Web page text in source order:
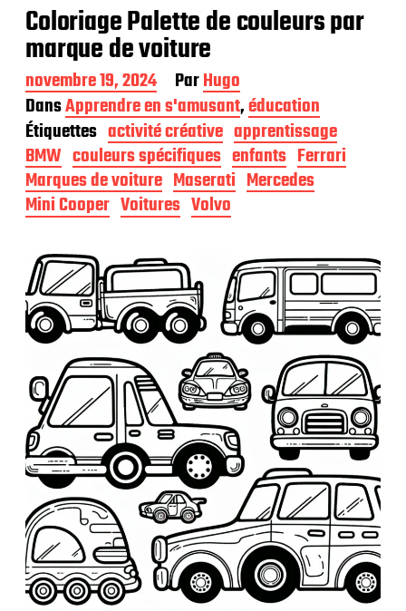
Coloriage Palette de couleurs par
marque de voiture
D
a
t
e
d
e
p
u
b
c
a
t
i
n
novembre 19, 2024 ParHugo
DansApprendre en s'amusant,éducation
Étiquettes activité créative apprentissage
BMW couleurs spécifiques enfants Ferrari
Marques de voiture Maserati Mercedes
Mini Cooper Voitures Volvo